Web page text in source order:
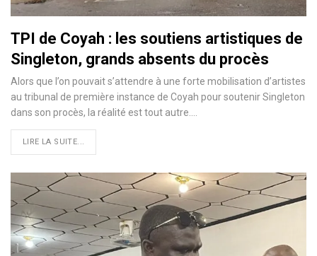
TPI de Coyah : les soutiens artistiques de
Singleton, grands absents du procès
Alors que l’on pouvait s’attendre à une forte mobilisation d’artistes
au tribunal de première instance de Coyah pour soutenir Singleton
dans son procès, la réalité est tout autre.…
LIRE LA SUITE...